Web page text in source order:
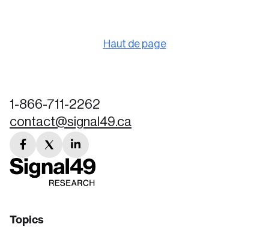
Haut de page
1-866-711-2262
contact@signal49.ca
facebook
link
twitter
link
linkedin
link
Topics